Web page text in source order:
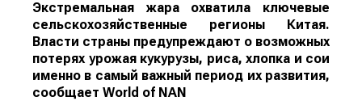
Экстремальная жара охватила ключевые
сельскохозяйственные регионы Китая.
Власти страны предупреждают о возможных
потерях урожая кукурузы, риса, хлопка и сои
именно в самый важный период их развития,
сообщает World of NAN